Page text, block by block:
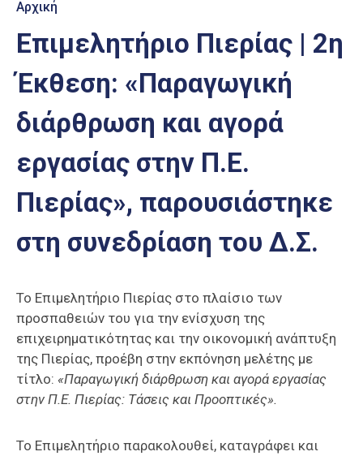
Επιχειρηματική
Υποστήριξη
Έκθεση
Παραδοσιακών
Επαγγελμάτων
Έκθεση
ΕΒΕΠ-
ΚΜ
Πιερία
Αρχική
Επιμελητήριο Πιερίας | 2η
Έκθεση: «Παραγωγική
διάρθρωση και αγορά
εργασίας στην Π.Ε.
Πιερίας», παρουσιάστηκε
στη συνεδρίαση του Δ.Σ.
Το Επιμελητήριο Πιερίας στο πλαίσιο των
προσπαθειών του για την ενίσχυση της
επιχειρηματικότητας και την οικονομική ανάπτυξη
της Πιερίας, προέβη στην εκπόνηση μελέτης με
τίτλο: «Παραγωγική διάρθρωση και αγορά εργασίας
στην Π.Ε. Πιερίας: Τάσεις και Προοπτικές».
Το Επιμελητήριο παρακολουθεί, καταγράφει και